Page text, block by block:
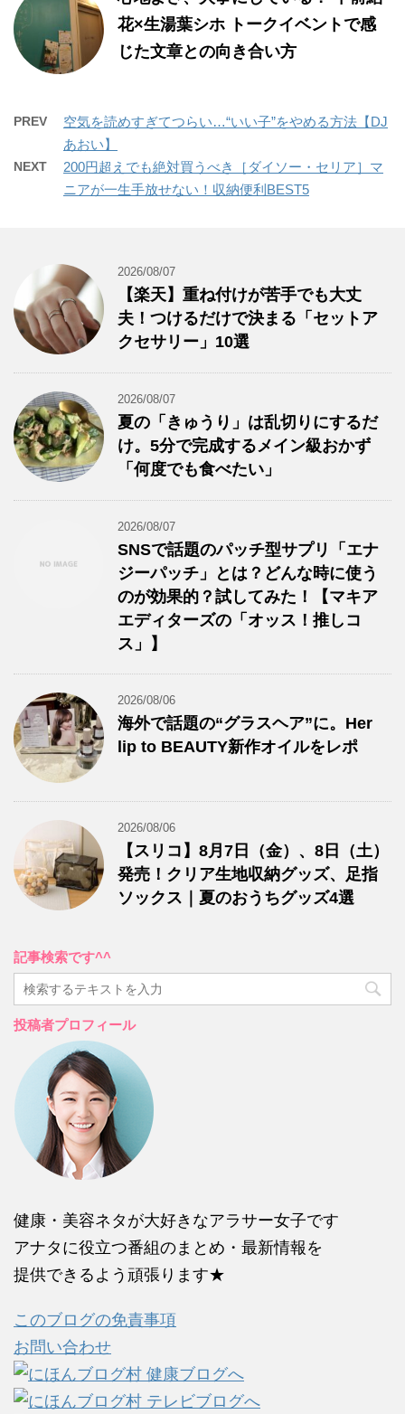
花×生湯葉シホ トークイベントで感
じた文章との向き合い方
PREV
空気を読めすぎてつらい…“いい子”をやめる方法【DJ
あおい】
NEXT
200円超えでも絶対買うべき［ダイソー・セリア］マ
ニアが一生手放せない！収納便利BEST5
2026/08/07
【楽天】重ね付けが苦手でも大丈
夫！つけるだけで決まる「セットア
クセサリー」10選
2026/08/07
夏の「きゅうり」は乱切りにするだ
け。5分で完成するメイン級おかず
「何度でも食べたい」
2026/08/07
SNSで話題のパッチ型サプリ「エナ
ジーパッチ」とは？どんな時に使う
のが効果的？試してみた！【マキア
エディターズの「オッス！推しコ
ス」】
2026/08/06
海外で話題の“グラスヘア”に。Her
lip to BEAUTY新作オイルをレポ
2026/08/06
【スリコ】8月7日（金）、8日（土）
発売！クリア生地収納グッズ、足指
ソックス｜夏のおうちグッズ4選
記事検索です^^
投稿者プロフィール
健康・美容ネタが大好きなアラサー女子です
アナタに役立つ番組のまとめ・最新情報を
提供できるよう頑張ります★
このブログの免責事項
お問い合わせ